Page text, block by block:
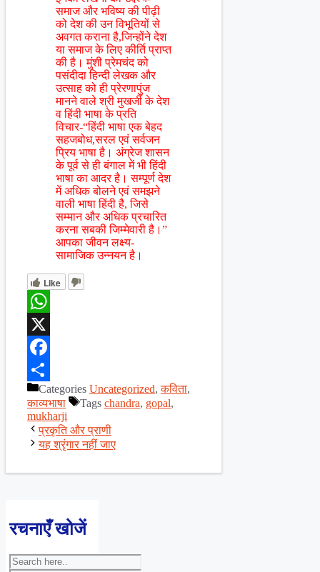
समाज और भविष्य की पीढ़ी
को देश की उन विभूतियों से
अवगत कराना है,जिन्होंने देश
या समाज के लिए कीर्ति प्राप्त
की है। मुंशी प्रेमचंद को
पसंदीदा हिन्दी लेखक और
उत्साह को ही प्रेरणापुंज
मानने वाले श्री मुखर्जी के देश
व हिंदी भाषा के प्रति
विचार-“हिंदी भाषा एक बेहद
सहजबोध,सरल एवं सर्वजन
प्रिय भाषा है। अंग्रेज शासन
के पूर्व से ही बंगाल में भी हिंदी
भाषा का आदर है। सम्पूर्ण देश
में अधिक बोलने एवं समझने
वाली भाषा हिंदी है, जिसे
सम्मान और अधिक प्रचारित
करना सबकी जिम्मेवारी है।”
आपका जीवन लक्ष्य-
सामाजिक उन्नयन है।
Like
WhatsApp
X
Facebook
ShareCategories Uncategorized,कविता,
काव्यभाषा
Tags chandra, gopal,
mukharji
प्रकृति और प्राणी
यह श्रृंगार नहीं जाए
रचनाएँ खोजें